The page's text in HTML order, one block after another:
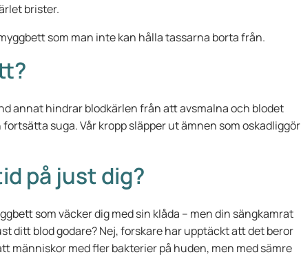
brister.
som man inte kan hålla tassarna borta från.
annat hindrar blodkärlen från att avsmalna och blodet
suga. Vår kropp släpper ut ämnen som oskadliggör
på just dig?
som väcker dig med sin klåda – men din sängkamrat
ditt blod godare? Nej, forskare har upptäckt att det beror
människor med fler bakterier på huden, men med sämre